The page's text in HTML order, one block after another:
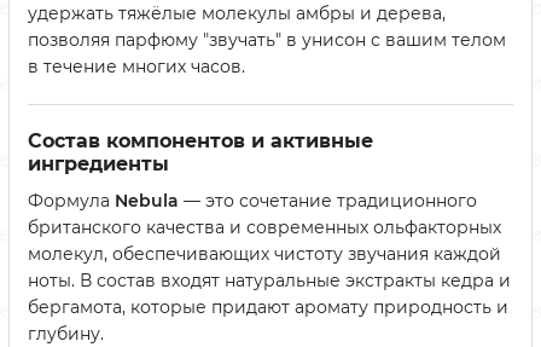
удержать тяжёлые молекулы амбры и дерева,
позволяя парфюму "звучать" в унисон с вашим телом
в течение многих часов.
Состав компонентов и активные
ингредиенты
Формула Nebula — это сочетание традиционного
британского качества и современных ольфакторных
молекул, обеспечивающих чистоту звучания каждой
ноты. В состав входят натуральные экстракты кедра и
бергамота, которые придают аромату природность и
глубину.